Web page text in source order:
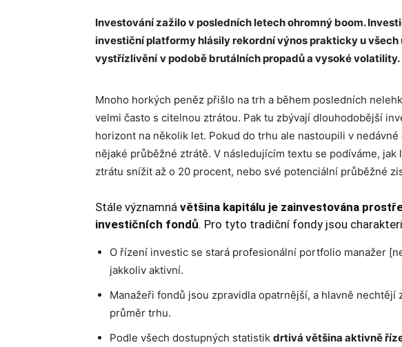
Investování zažilo v posledních letech ohromný boom.
investiční platformy hlásily rekordní výnos prakticky u všech
vystřízlivění v podobě brutálních propadů a vysoké volatility.
Mnoho horkých peněz přišlo na trh a během posledních
velmi často s citelnou ztrátou. Pak tu zbývají dlouhodobější
horizont na několik let. Pokud do trhu ale nastoupili v
nějaké průběžné ztrátě. V následujícím textu se podíváme,
ztrátu snížit až o 20 procent, nebo své potenciální průběžné
Stále významná většina kapitálu je zainvestována
investičních fondů. Pro tyto tradiční fondy jsou
O řízení investic se stará profesionální portfolio manažer
jakkoliv aktivní.
Manažeři fondů jsou zpravidla opatrnější, a hlavně nechtějí
průměr trhu.
Podle všech dostupných statistik drtivá většina aktivně